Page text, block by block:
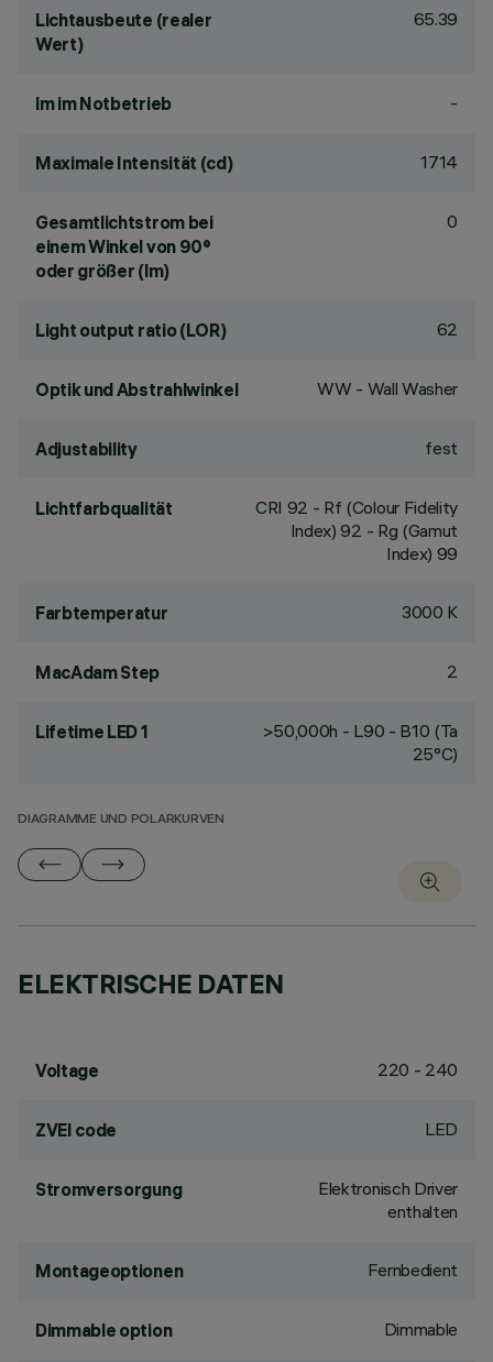
Lichtausbeute (realer
Wert)
65.39
lm im Notbetrieb -
Maximale Intensität (cd) 1714
Gesamtlichtstrom bei
einem Winkel von 90°
oder größer (lm)
0
Light output ratio (LOR) 62
Optik und Abstrahlwinkel WW - Wall Washer
Adjustability fest
Lichtfarbqualität CRI 92 - Rf (Colour Fidelity
Index) 92 - Rg (Gamut
Index) 99
Farbtemperatur 3000 K
MacAdam Step 2
Lifetime LED 1
>50,000h - L90 - B10 (Ta
25°C)
DIAGRAMME UND POLARKURVEN
ELEKTRISCHE DATEN
Voltage 220 - 240
ZVEI code LED
Stromversorgung
Elektronisch Driver
enthalten
Montageoptionen Fernbedient
Dimmable option Dimmable